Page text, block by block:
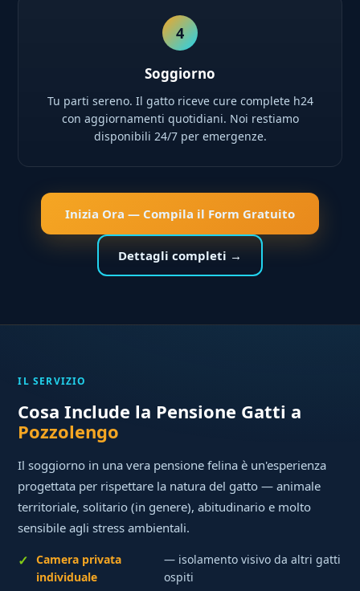
4
Soggiorno
Tu parti sereno. Il gatto riceve cure complete h24
con aggiornamenti quotidiani. Noi restiamo
disponibili 24/7 per emergenze.
Inizia Ora — Compila il Form Gratuito
Dettagli completi →
IL SERVIZIO
Cosa Include la Pensione Gatti a
Pozzolengo
Il soggiorno in una vera pensione felina è un'esperienza
progettata per rispettare la natura del gatto — animale
territoriale, solitario (in genere), abitudinario e molto
sensibile agli stress ambientali.
Camera privata
individuale
— isolamento visivo da altri gatti
ospiti